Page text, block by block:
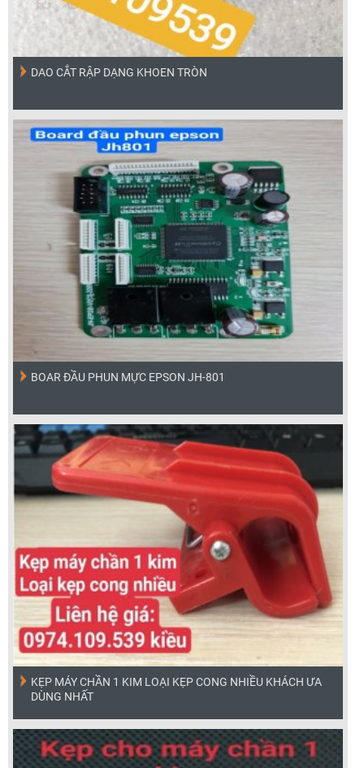
DAO CẮT RẬP DẠNG KHOEN TRÒN
BOAR ĐẦU PHUN MỰC EPSON JH-801
KẸP MÁY CHẦN 1 KIM LOẠI KẸP CONG NHIỀU KHÁCH ƯA
DÙNG NHẤT